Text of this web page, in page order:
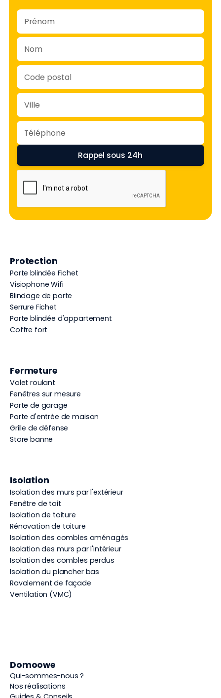
Domoowe
Qui-sommes-nous ?
Nos réalisations
Protection
Porte blindée Fichet
Visiophone Wifi
Blindage de porte
Serrure Fichet
Porte blindée d'appartement
Coffre fort
Fermeture
Volet roulant
Fenêtres sur mesure
Porte de garage
Porte d'entrée de maison
Grille de défense
Store banne
Isolation
Isolation des murs par l'extérieur
Fenêtre de toit
Isolation de toiture
Rénovation de toiture
Isolation des combles aménagés
Isolation des murs par l'intérieur
Isolation des combles perdus
Isolation du plancher bas
Ravalement de façade
Ventilation (VMC)